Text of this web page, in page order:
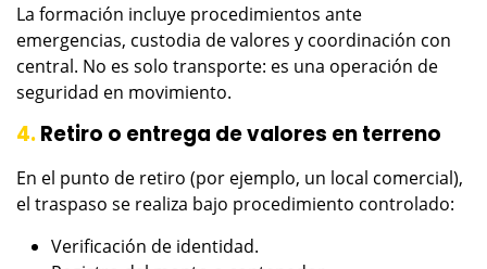
La formación incluye procedimientos ante
emergencias, custodia de valores y coordinación con
central. No es solo transporte: es una operación de
seguridad en movimiento.
4. Retiro o entrega de valores en terreno
En el punto de retiro (por ejemplo, un local comercial),
el traspaso se realiza bajo procedimiento controlado:
Verificación de identidad.